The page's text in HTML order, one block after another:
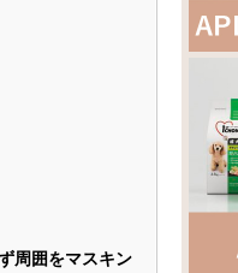
周囲をマスキン